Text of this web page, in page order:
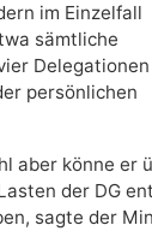
im Einzelfall
sämtliche
Delegationen
persönlichen
aber könne er
der DG
sagte der